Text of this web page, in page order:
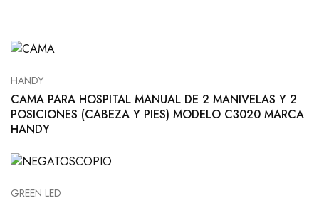
HANDY
CAMA PARA HOSPITAL MANUAL DE 2 MANIVELAS Y 2
POSICIONES (CABEZA Y PIES) MODELO C3020 MARCA
HANDY
GREEN LED